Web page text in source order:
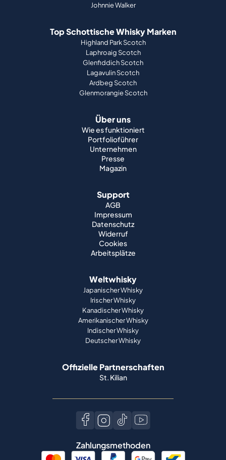
Johnnie Walker
Top Schottische Whisky Marken
Highland Park Scotch
Laphroaig Scotch
Glenfiddich Scotch
Lagavulin Scotch
Ardbeg Scotch
Glenmorangie Scotch
Über uns
Wie es funktioniert
Portfolioführer
Unternehmen
Presse
Magazin
Support
AGB
Impressum
Datenschutz
Widerruf
Cookies
Arbeitsplätze
Weltwhisky
Japanischer Whisky
Irischer Whisky
Kanadischer Whisky
Amerikanischer Whisky
Indischer Whisky
Deutscher Whisky
Offizielle Partnerschaften
St. Kilian
Zahlungsmethoden